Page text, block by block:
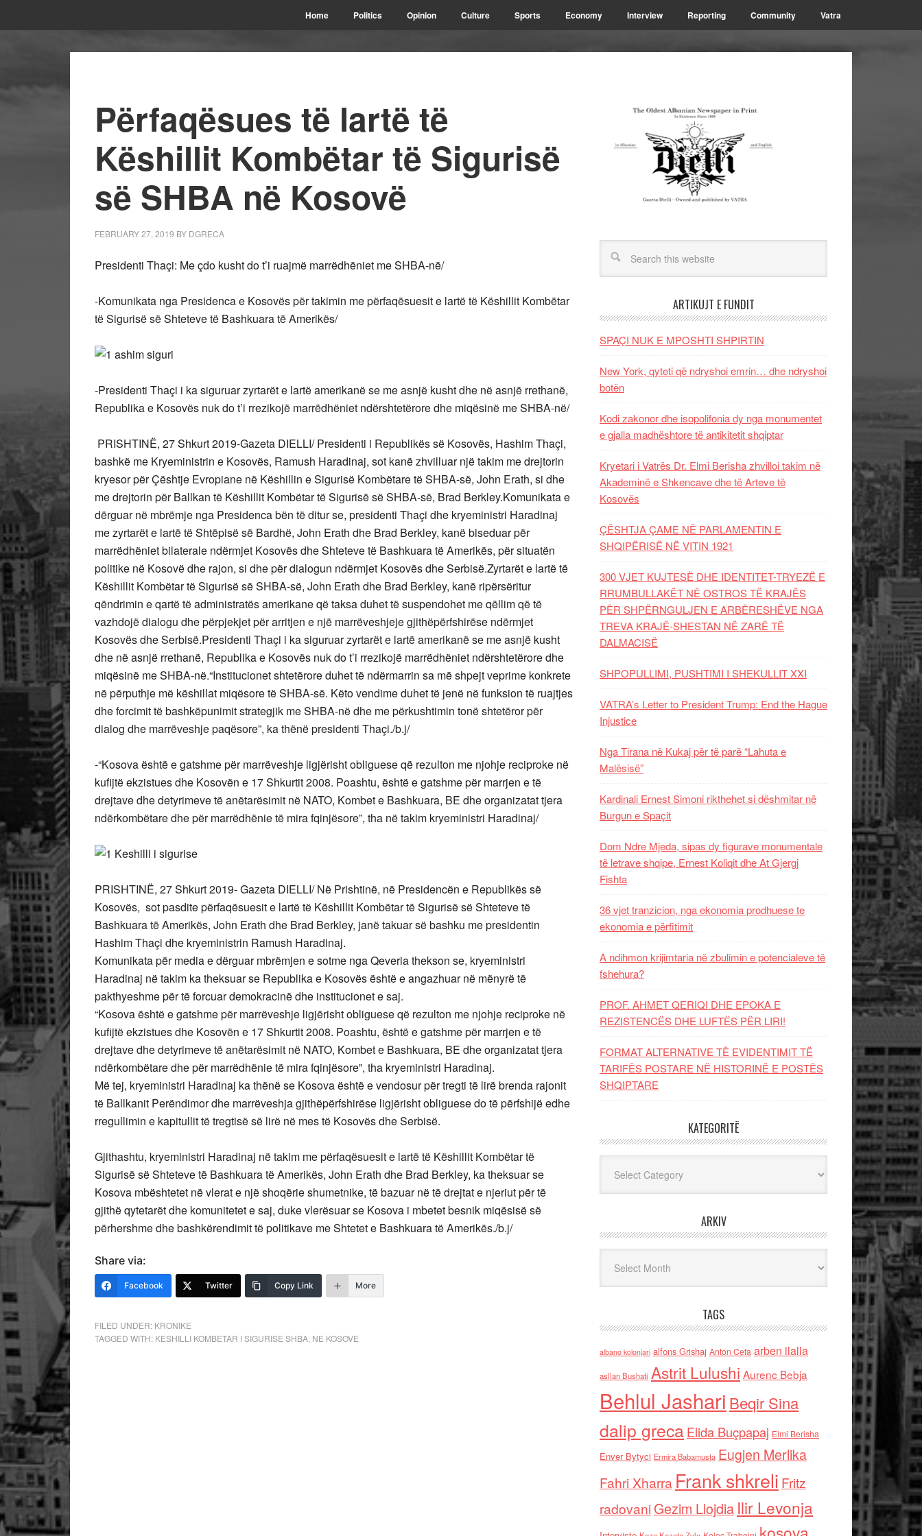
Home Politics Opinion Culture Sports Economy Interview Reporting Community Vatra
Përfaqësues të lartë të
Këshillit Kombëtar të Sigurisë
së SHBA në Kosovë
FEBRUARY 27, 2019 BY DGRECA
Presidenti Thaçi: Me çdo kusht do t’i ruajmë marrëdhëniet me SHBA-në/
-Komunikata nga Presidenca e Kosovës për takimin me përfaqësuesit e lartë të Këshillit Kombëtar
të Sigurisë së Shteteve të Bashkuara të Amerikës/
-Presidenti Thaçi i ka siguruar zyrtarët e lartë amerikanë se me asnjë kusht dhe në asnjë rrethanë,
Republika e Kosovës nuk do t’i rrezikojë marrëdhëniet ndërshtetërore dhe miqësinë me SHBA-në/
PRISHTINË, 27 Shkurt 2019-Gazeta DIELLI/ Presidenti i Republikës së Kosovës, Hashim Thaçi,
bashkë me Kryeministrin e Kosovës, Ramush Haradinaj, sot kanë zhvilluar një takim me drejtorin
kryesor për Çështje Evropiane në Këshillin e Sigurisë Kombëtare të SHBA-së, John Erath, si dhe
me drejtorin për Ballkan të Këshillit Kombëtar të Sigurisë së SHBA-së, Brad Berkley.Komunikata e
dërguar në mbrëmje nga Presidenca bën të ditur se, presidenti Thaçi dhe kryeministri Haradinaj
me zyrtarët e lartë të Shtëpisë së Bardhë, John Erath dhe Brad Berkley, kanë biseduar për
marrëdhëniet bilaterale ndërmjet Kosovës dhe Shteteve të Bashkuara të Amerikës, për situatën
politike në Kosovë dhe rajon, si dhe për dialogun ndërmjet Kosovës dhe Serbisë.Zyrtarët e lartë të
Këshillit Kombëtar të Sigurisë së SHBA-së, John Erath dhe Brad Berkley, kanë ripërsëritur
qëndrimin e qartë të administratës amerikane që taksa duhet të suspendohet me qëllim që të
vazhdojë dialogu dhe përpjekjet për arritjen e një marrëveshjeje gjithëpërfshirëse ndërmjet
Kosovës dhe Serbisë.Presidenti Thaçi i ka siguruar zyrtarët e lartë amerikanë se me asnjë kusht
dhe në asnjë rrethanë, Republika e Kosovës nuk do t’i rrezikojë marrëdhëniet ndërshtetërore dhe
miqësinë me SHBA-në.“Institucionet shtetërore duhet të ndërmarrin sa më shpejt veprime konkrete
në përputhje më këshillat miqësore të SHBA-së. Këto vendime duhet të jenë në funksion të ruajtjes
dhe forcimit të bashkëpunimit strategjik me SHBA-në dhe me përkushtimin tonë shtetëror për
dialog dhe marrëveshje paqësore”, ka thënë presidenti Thaçi./b.j/
-“Kosova është e gatshme për marrëveshje ligjërisht obliguese që rezulton me njohje reciproke në
kufijtë ekzistues dhe Kosovën e 17 Shkurtit 2008. Poashtu, është e gatshme për marrjen e të
drejtave dhe detyrimeve të anëtarësimit në NATO, Kombet e Bashkuara, BE dhe organizatat tjera
ndërkombëtare dhe për marrëdhënie të mira fqinjësore”, tha në takim kryeministri Haradinaj/
PRISHTINË, 27 Shkurt 2019- Gazeta DIELLI/ Në Prishtinë, në Presidencën e Republikës së
Kosovës, sot pasdite përfaqësuesit e lartë të Këshillit Kombëtar të Sigurisë së Shteteve të
Bashkuara të Amerikës, John Erath dhe Brad Berkley, janë takuar së bashku me presidentin
Hashim Thaçi dhe kryeministrin Ramush Haradinaj.
Komunikata për media e dërguar mbrëmjen e sotme nga Qeveria thekson se, kryeministri
Haradinaj në takim ka theksuar se Republika e Kosovës është e angazhuar në mënyrë të
pakthyeshme për të forcuar demokracinë dhe institucionet e saj.
“Kosova është e gatshme për marrëveshje ligjërisht obliguese që rezulton me njohje reciproke në
kufijtë ekzistues dhe Kosovën e 17 Shkurtit 2008. Poashtu, është e gatshme për marrjen e të
drejtave dhe detyrimeve të anëtarësimit në NATO, Kombet e Bashkuara, BE dhe organizatat tjera
ndërkombëtare dhe për marrëdhënie të mira fqinjësore”, tha kryeministri Haradinaj.
Më tej, kryeministri Haradinaj ka thënë se Kosova është e vendosur për tregti të lirë brenda rajonit
të Ballkanit Perëndimor dhe marrëveshja gjithëpërfshirëse ligjërisht obliguese do të përfshijë edhe
rregullimin e kapitullit të tregtisë së lirë në mes të Kosovës dhe Serbisë.
Gjithashtu, kryeministri Haradinaj në takim me përfaqësuesit e lartë të Këshillit Kombëtar të
Sigurisë së Shteteve të Bashkuara të Amerikës, John Erath dhe Brad Berkley, ka theksuar se
Kosova mbështetet në vlerat e një shoqërie shumetnike, të bazuar në të drejtat e njeriut për të
gjithë qytetarët dhe komunitetet e saj, duke vlerësuar se Kosova i mbetet besnik miqësisë së
përhershme dhe bashkërendimit të politikave me Shtetet e Bashkuara të Amerikës./b.j/
Share via:
Facebook Twitter Copy Link More
FILED UNDER: KRONIKE
TAGGED WITH: KESHILLI KOMBETAR I SIGURISE SHBA NE KOSOVE
ARTIKUJT E FUNDIT
SPAÇI NUK E MPOSHTI SHPIRTIN
New York, qyteti që ndryshoi emrin… dhe ndryshoi
botën
Kodi zakonor dhe isopolifonia dy nga monumentet
e gjalla madhështore të antikitetit shqiptar
Kryetari i Vatrës Dr. Elmi Berisha zhvilloi takim në
Akademinë e Shkencave dhe të Arteve të
Kosovës
ÇËSHTJA ÇAME NË PARLAMENTIN E
SHQIPËRISË NË VITIN 1921
300 VJET KUJTESË DHE IDENTITET-TRYEZË E
RRUMBULLAKËT NË OSTROS TË KRAJËS
PËR SHPËRNGULJEN E ARBËRESHËVE NGA
TREVA KRAJË-SHESTAN NË ZARË TË
DALMACISË
SHPOPULLIMI, PUSHTIMI I SHEKULLIT XXI
VATRA’s Letter to President Trump: End the Hague
Injustice
Nga Tirana në Kukaj për të parë “Lahuta e
Malësisë”
Kardinali Ernest Simoni rikthehet si dëshmitar në
Burgun e Spaçit
Dom Ndre Mjeda, sipas dy figurave monumentale
të letrave shqipe, Ernest Koliqit dhe At Gjergj
Fishta
36 vjet tranzicion, nga ekonomia prodhuese te
ekonomia e përfitimit
A ndihmon krijimtaria në zbulimin e potencialeve të
fshehura?
PROF. AHMET QERIQI DHE EPOKA E
REZISTENCЁS DHE LUFTЁS PЁR LIRI!
FORMAT ALTERNATIVE TË EVIDENTIMIT TË
TARIFËS POSTARE NË HISTORINË E POSTËS
SHQIPTARE
KATEGORITË
ARKIV
TAGS
albano kolonjari alfons Grishaj Anton Cefa arben llalla
asllan Bushati Astrit Lulushi Aurenc Bebja
Behlul Jashari Beqir Sina
dalip grecaElida Buçpapaj Elmi Berisha
Enver Bytyci Ermira Babamusta Eugjen Merlika
Fahri Xharra Frank shkreli Fritz
radovaniGezim Llojdia Ilir Levonja